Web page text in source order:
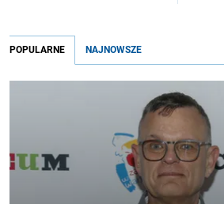
POPULARNE NAJNOWSZE